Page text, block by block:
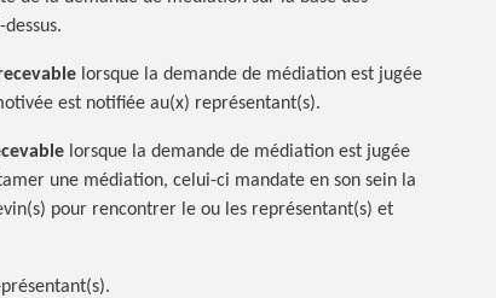
lorsque la demande de médiation est jugée
est notifiée au(x) représentant(s).
lorsque la demande de médiation est jugée
une médiation, celui-ci mandate en son sein la
pour rencontrer le ou les représentant(s) et